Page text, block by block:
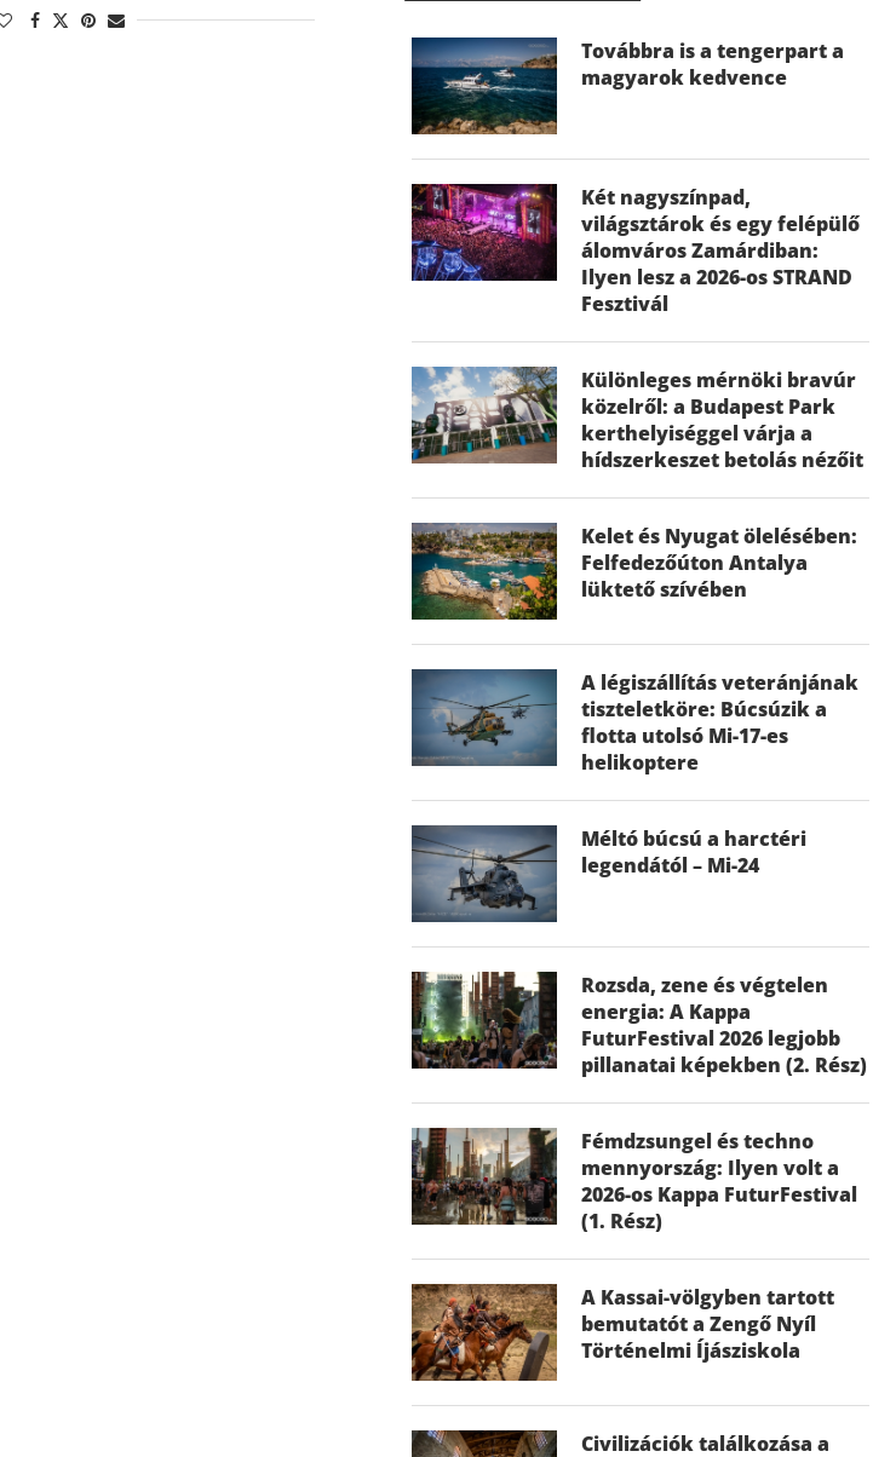
Továbbra is a tengerpart a
magyarok kedvence
Két nagyszínpad,
világsztárok és egy felépülő
álomváros Zamárdiban:
Ilyen lesz a 2026-os STRAND
Fesztivál
Különleges mérnöki bravúr
közelről: a Budapest Park
kerthelyiséggel várja a
hídszerkeszet betolás nézőit
Kelet és Nyugat ölelésében:
Felfedezőúton Antalya
lüktető szívében
A légiszállítás veteránjának
tiszteletköre: Búcsúzik a
flotta utolsó Mi-17-es
helikoptere
Méltó búcsú a harctéri
legendától – Mi-24
Rozsda, zene és végtelen
energia: A Kappa
FuturFestival 2026 legjobb
pillanatai képekben (2. Rész)
Fémdzsungel és techno
mennyország: Ilyen volt a
2026-os Kappa FuturFestival
(1. Rész)
A Kassai-völgyben tartott
bemutatót a Zengő Nyíl
Történelmi Íjásziskola
Civilizációk találkozása a